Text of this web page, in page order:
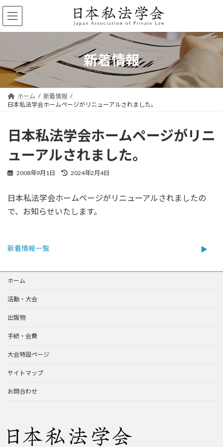
コ
テ
ン
ス
キ
ナ
ゲ
ー
ン
に
新着情報
ホーム
新着情報
日本私法学会ホームページがリニューアルされました。
日本私法学会ホームページがリニ
ューアルされました。
2008年9月1日
最
新
日
時
2024年2月4日
日本私法学会ホームページがリニューアルされましたの
で、お知らせいたします。
新着情報一覧
ホーム
活動・大会
出版物
手続・会費
大会特設ページ
サイトマップ
お問合わせ